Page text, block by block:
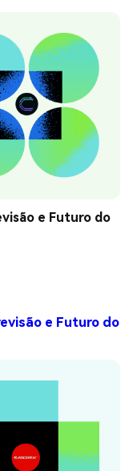
e Futuro do
e Futuro do